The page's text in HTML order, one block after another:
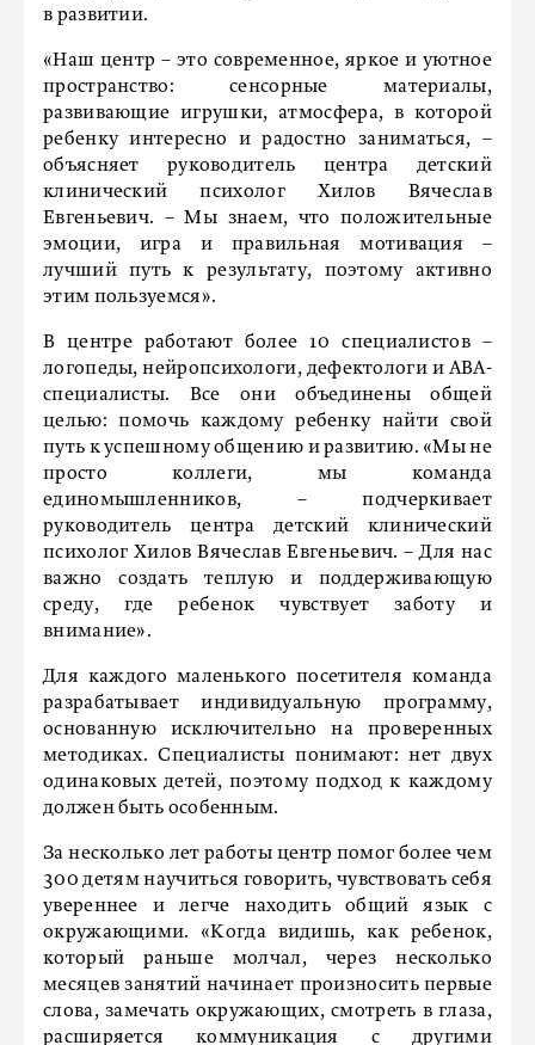
в развитии.
«Наш центр – это современное, яркое и уютное
пространство: сенсорные материалы,
развивающие игрушки, атмосфера, в которой
ребенку интересно и радостно заниматься, –
объясняет руководитель центра детский
клинический психолог Хилов Вячеслав
Евгеньевич. – Мы знаем, что положительные
эмоции, игра и правильная мотивация –
лучший путь к результату, поэтому активно
этим пользуемся».
В центре работают более 10 специалистов –
логопеды, нейропсихологи, дефектологи и ABA-
специалисты. Все они объединены общей
целью: помочь каждому ребенку найти свой
путь к успешному общению и развитию. «Мы не
просто коллеги, мы команда
единомышленников, – подчеркивает
руководитель центра детский клинический
психолог Хилов Вячеслав Евгеньевич. – Для нас
важно создать теплую и поддерживающую
среду, где ребенок чувствует заботу и
внимание».
Для каждого маленького посетителя команда
разрабатывает индивидуальную программу,
основанную исключительно на проверенных
методиках. Специалисты понимают: нет двух
одинаковых детей, поэтому подход к каждому
должен быть особенным.
За несколько лет работы центр помог более чем
300 детям научиться говорить, чувствовать себя
увереннее и легче находить общий язык с
окружающими. «Когда видишь, как ребенок,
который раньше молчал, через несколько
месяцев занятий начинает произносить первые
слова, замечать окружающих, смотреть в глаза,
расширяется коммуникация с другими